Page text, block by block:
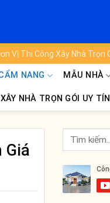
Vị Thi Công Xây Nhà Trọn
NANG MẪU NHÀ
NHÀ TRỌN GÓI UY
Giá